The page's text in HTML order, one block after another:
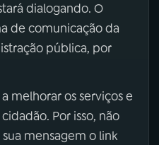
dialogando. O
de comunicação da
pública, por
melhorar os serviços e
Por isso, não
mensagem o link